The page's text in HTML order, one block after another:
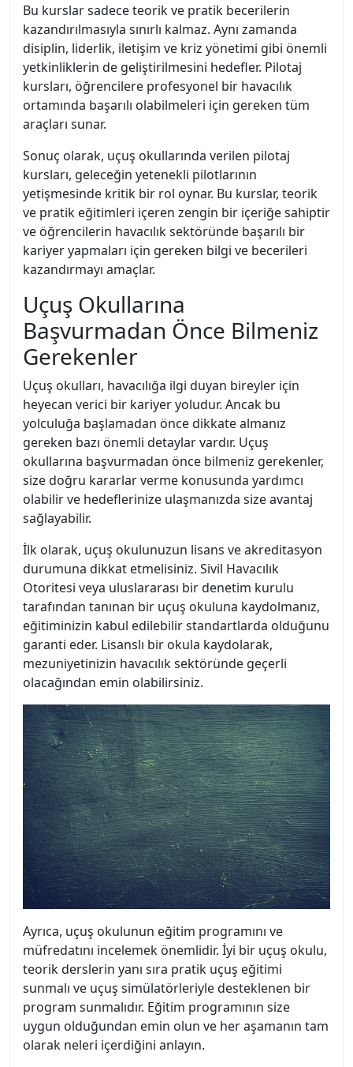
Bu kurslar sadece teorik ve pratik becerilerin
kazandırılmasıyla sınırlı kalmaz. Aynı zamanda
disiplin, liderlik, iletişim ve kriz yönetimi gibi önemli
yetkinliklerin de geliştirilmesini hedefler. Pilotaj
kursları, öğrencilere profesyonel bir havacılık
ortamında başarılı olabilmeleri için gereken tüm
araçları sunar.
Sonuç olarak, uçuş okullarında verilen pilotaj
kursları, geleceğin yetenekli pilotlarının
yetişmesinde kritik bir rol oynar. Bu kurslar, teorik
ve pratik eğitimleri içeren zengin bir içeriğe sahiptir
ve öğrencilerin havacılık sektöründe başarılı bir
kariyer yapmaları için gereken bilgi ve becerileri
kazandırmayı amaçlar.
Uçuş Okullarına
Başvurmadan Önce Bilmeniz
Gerekenler
Uçuş okulları, havacılığa ilgi duyan bireyler için
heyecan verici bir kariyer yoludur. Ancak bu
yolculuğa başlamadan önce dikkate almanız
gereken bazı önemli detaylar vardır. Uçuş
okullarına başvurmadan önce bilmeniz gerekenler,
size doğru kararlar verme konusunda yardımcı
olabilir ve hedeflerinize ulaşmanızda size avantaj
sağlayabilir.
İlk olarak, uçuş okulunuzun lisans ve akreditasyon
durumuna dikkat etmelisiniz. Sivil Havacılık
Otoritesi veya uluslararası bir denetim kurulu
tarafından tanınan bir uçuş okuluna kaydolmanız,
eğitiminizin kabul edilebilir standartlarda olduğunu
garanti eder. Lisanslı bir okula kaydolarak,
mezuniyetinizin havacılık sektöründe geçerli
olacağından emin olabilirsiniz.
Ayrıca, uçuş okulunun eğitim programını ve
müfredatını incelemek önemlidir. İyi bir uçuş okulu,
teorik derslerin yanı sıra pratik uçuş eğitimi
sunmalı ve uçuş simülatörleriyle desteklenen bir
program sunmalıdır. Eğitim programının size
uygun olduğundan emin olun ve her aşamanın tam
olarak neleri içerdiğini anlayın.